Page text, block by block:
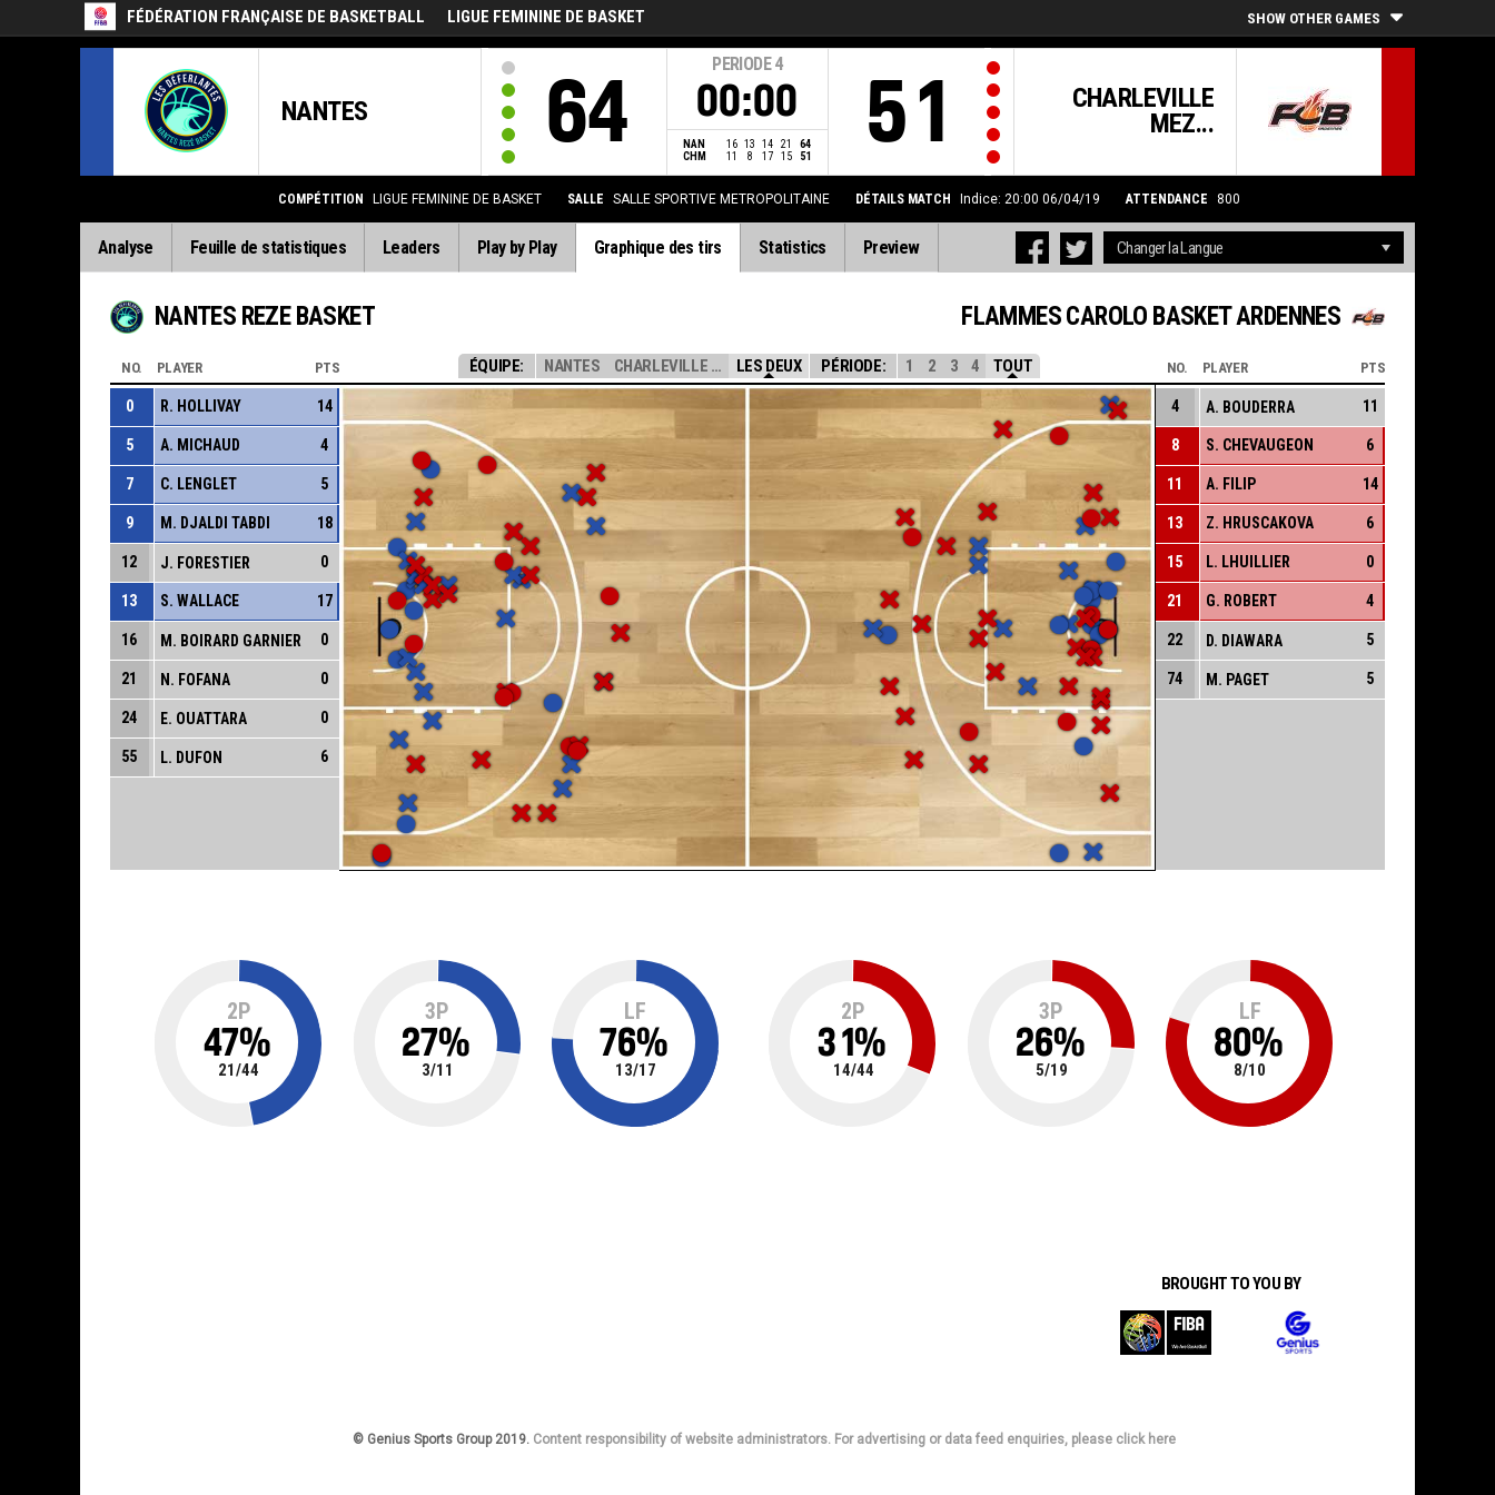
FÉDÉRATION FRANÇAISE DE BASKETBALL LIGUE FEMININE DE BASKET SHOW OTHER GAMES
NANTES 64
PERIODE 4
00:00
NAN 16 13 14 21
64
CHM
11 8 17 15 51
CHARLEVILLE
MEZ...
51
COMPÉTITION LIGUE FEMININE DE BASKET SALLE SALLE SPORTIVE METROPOLITAINE DÉTAILS MATCH Indice: 20:00 06/04/19 ATTENDANCE 800
Analyse Feuille de statistiques Leaders Play by Play Graphique des tirs Statistics Preview
NANTES REZE BASKET FLAMMES CAROLO BASKET ARDENNES
ÉQUIPE: NANTES CHARLEVILLE MEZ... LES DEUX PÉRIODE: 1 2 3 4 TOUT
NO. PLAYER PTS
0 R. HOLLIVAY 14
5 A. MICHAUD 4
7 C. LENGLET 5
9 M. DJALDI TABDI 18
12 J. FORESTIER 0
13 S. WALLACE 17
16 M. BOIRARD GARNIER 0
21 N. FOFANA 0
24 E. OUATTARA 0
55 L. DUFON 6
NO. PLAYER PTS
4 A. BOUDERRA 11
8 S. CHEVAUGEON 6
11 A. FILIP 14
13 Z. HRUSCAKOVA 6
15 L. LHUILLIER 0
21 G. ROBERT 4
22 D. DIAWARA 5
74 M. PAGET 5
2P
47%
21/44
3P
27%
3/11
LF
76%
13/17
2P
31%
14/44
3P
26%
5/19
LF
80%
8/10
BROUGHT TO YOU BY
© Genius Sports Group 2019. Content responsibility of website administrators. For advertising or data feed enquiries, please click here